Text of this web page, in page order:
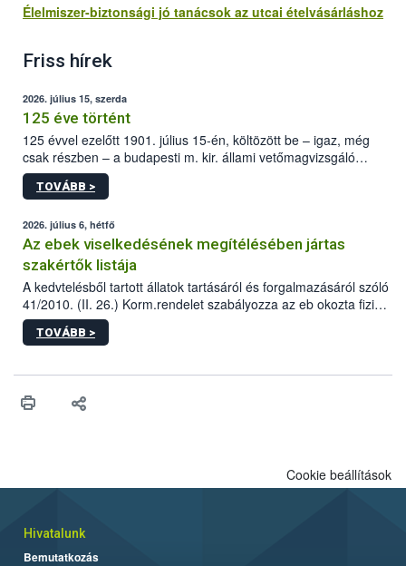
Élelmiszer-biztonsági jó tanácsok az utcai ételvásárláshoz
Friss hírek
2026. július 15, szerda
125 éve történt
125 évvel ezelőtt 1901. július 15-én, költözött be – igaz, még
csak részben – a budapesti m. kir. állami vetőmagvizsgáló
állomás a Kis Rókus utca 15. szám alatti, Czigler Győző által
tervezett új épületébe.
TOVÁBB >
2026. július 6, hétfő
Az ebek viselkedésének megítélésében jártas
szakértők listája
A kedvtelésből tartott állatok tartásáról és forgalmazásáról szóló
41/2010. (II. 26.) Korm.rendelet szabályozza az eb okozta fizikai
sérülés, illetve ennek veszélye keletkezésekor felmerülő
hatósági feladatokat, valamint a veszélyes eb tartását és annak
vonni az ebek viselkedésének megítélésében jártas szakértőt.
TOVÁBB >
Cookie beállítások
Hivatalunk
Bemutatkozás